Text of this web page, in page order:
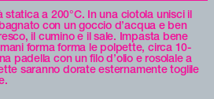
statica a 200°C. In una ciotola unisci il
con un goccio d’acqua e ben
il cumino e il sale. Impasta bene
forma forma le polpette, circa 10-
padella con un filo d’olio e rosolale a
saranno dorate esternamente toglile